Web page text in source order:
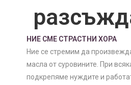
НИЕ СМЕ СТРАСТНИ ХОРА
Ние се стремим да
масла от суровините. При
подкрепяме нуждите и